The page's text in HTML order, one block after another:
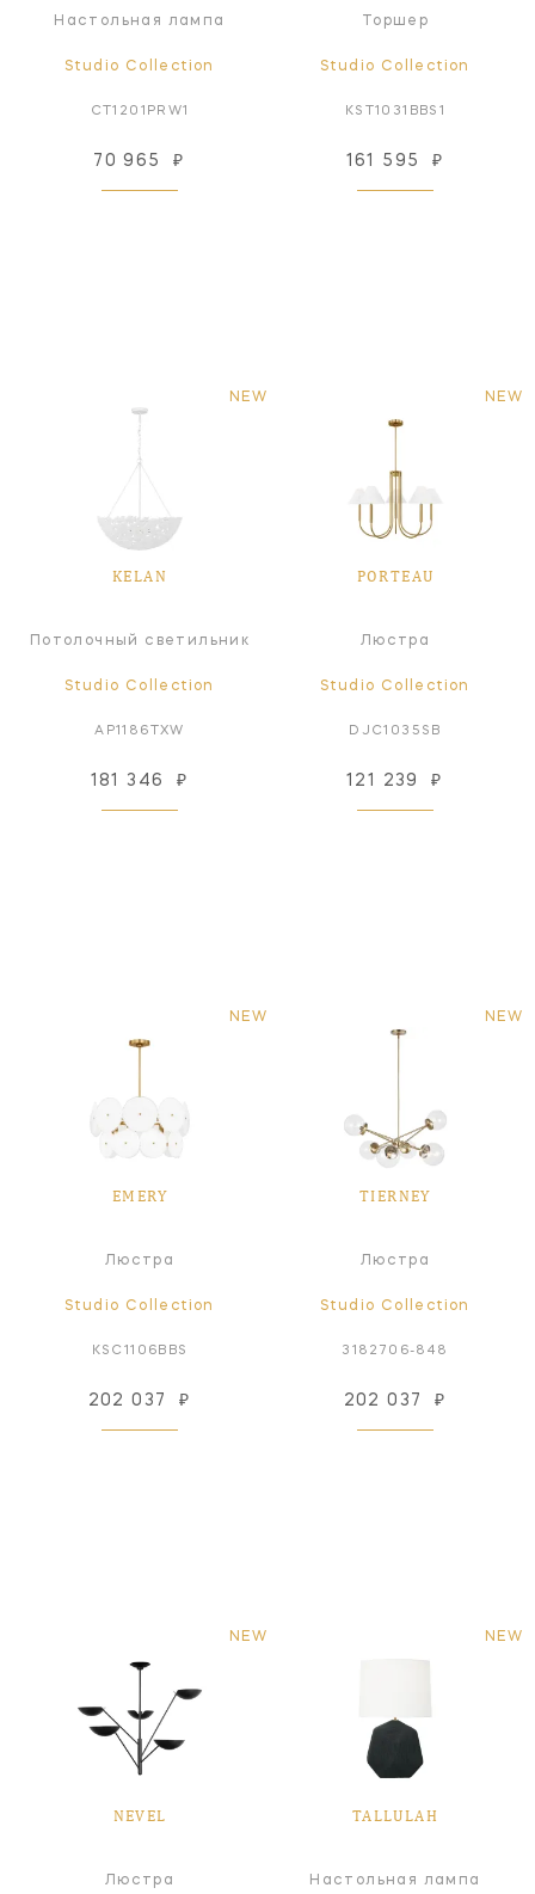
Настольная лампа
Studio Collection
CT1201PRW1
70 965 ₽
Торшер
Studio Collection
KST1031BBS1
161 595 ₽
NEW
KELAN
Потолочный светильник
Studio Collection
AP1186TXW
181 346 ₽
NEW
PORTEAU
Люстра
Studio Collection
DJC1035SB
121 239 ₽
NEW
EMERY
Люстра
Studio Collection
KSC1106BBS
202 037 ₽
NEW
TIERNEY
Люстра
Studio Collection
3182706-848
202 037 ₽
NEW
NEVEL
Люстра
NEW
TALLULAH
Настольная лампа